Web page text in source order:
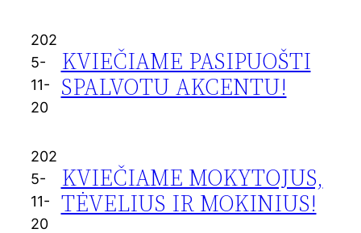
202
5-
11-
20
KVIEČIAME PASIPUOŠTI
SPALVOTU AKCENTU!
202
5-
11-
20
KVIEČIAME MOKYTOJUS,
TĖVELIUS IR MOKINIUS!